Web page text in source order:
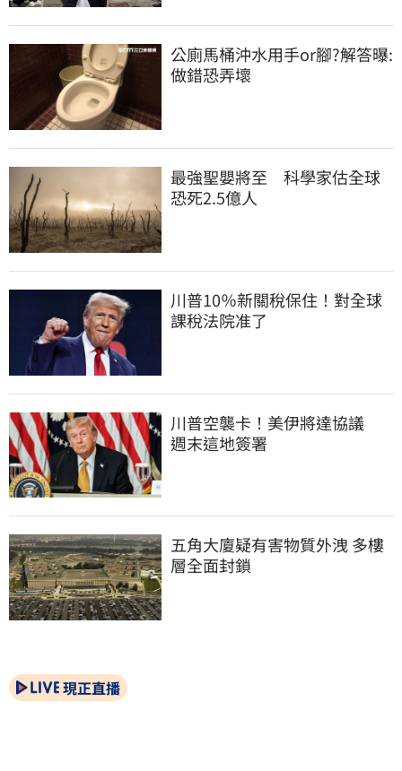
公廁馬桶沖水用手or腳?解答曝:
做錯恐弄壞
最強聖嬰將至　科學家估全球
恐死2.5億人
川普10％新關稅保住！對全球
課稅法院准了
川普空襲卡！美伊將達協議
週末這地簽署
五角大廈疑有害物質外洩 多樓
層全面封鎖
現正直播